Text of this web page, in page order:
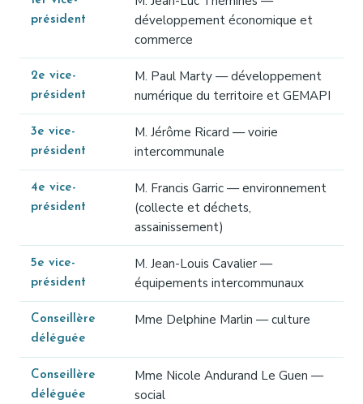
président
développement économique et
commerce
2e vice-
président
M. Paul Marty — développement
numérique du territoire et GEMAPI
3e vice-
président
M. Jérôme Ricard — voirie
intercommunale
4e vice-
président
M. Francis Garric — environnement
(collecte et déchets,
assainissement)
5e vice-
président
M. Jean-Louis Cavalier —
équipements intercommunaux
Conseillère
déléguée
Mme Delphine Marlin — culture
Conseillère
déléguée
Mme Nicole Andurand Le Guen —
social